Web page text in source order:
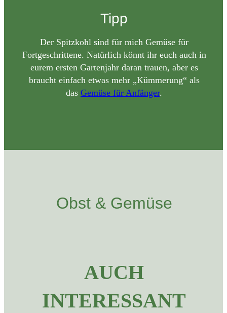
Tipp
Der Spitzkohl sind für mich Gemüse für
Fortgeschrittene. Natürlich könnt ihr euch auch in
eurem ersten Gartenjahr daran trauen, aber es
braucht einfach etwas mehr „Kümmerung“ als
das Gemüse für Anfänger.
Obst & Gemüse
AUCH
INTERESSANT